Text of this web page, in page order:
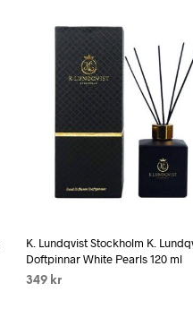
K. Lundqvist Stockholm K.
Doftpinnar White Pearls 120 ml
349 kr